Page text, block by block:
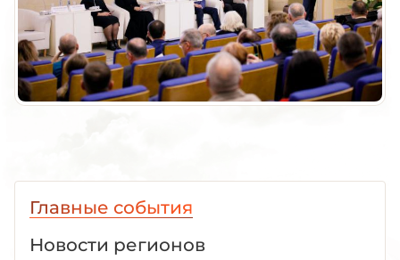
Главные события
Новости регионов